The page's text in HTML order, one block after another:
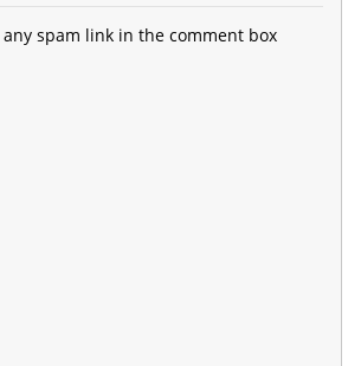
spam link in the comment box